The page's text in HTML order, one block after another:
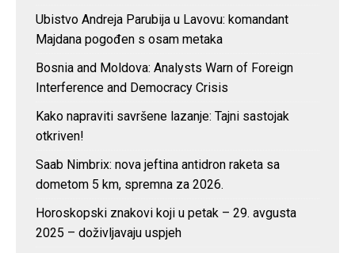
Ubistvo Andreja Parubija u Lavovu: komandant
Majdana pogođen s osam metaka
Bosnia and Moldova: Analysts Warn of Foreign
Interference and Democracy Crisis
Kako napraviti savršene lazanje: Tajni sastojak
otkriven!
Saab Nimbrix: nova jeftina antidron raketa sa
dometom 5 km, spremna za 2026.
Horoskopski znakovi koji u petak – 29. avgusta
2025 – doživljavaju uspjeh